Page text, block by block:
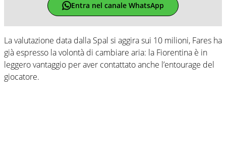
Entra nel canale WhatsApp
La valutazione data dalla Spal si aggira sui 10 milioni, Fares ha
già espresso la volontà di cambiare aria: la Fiorentina è in
leggero vantaggio per aver contattato anche l’entourage del
giocatore.